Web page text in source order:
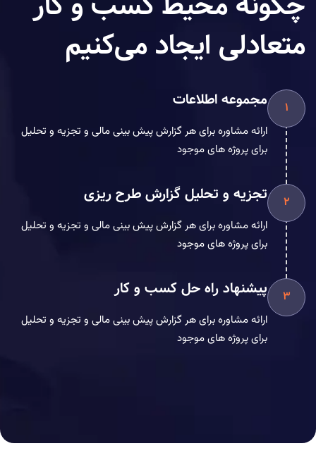
متعادلی ایجاد می‌کنیم
1 مجموعه اطلاعات
ارائه مشاوره برای هر گزارش پیش بینی مالی و تجزیه و تحلیل
برای پروژه های موجود
2 تجزیه و تحلیل گزارش طرح ریزی
ارائه مشاوره برای هر گزارش پیش بینی مالی و تجزیه و تحلیل
برای پروژه های موجود
3 پیشنهاد راه حل کسب و کار
ارائه مشاوره برای هر گزارش پیش بینی مالی و تجزیه و تحلیل
برای پروژه های موجود